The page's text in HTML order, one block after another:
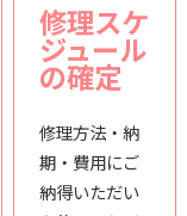
修理スケ
ジュール
の確定
修理方法・納
期・費用にご
納得いただい